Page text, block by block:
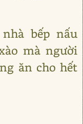
bếp nấu
mà người
ăn cho hết